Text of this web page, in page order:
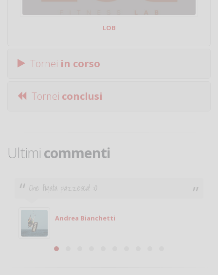
LOB
Tornei in corso
Tornei conclusi
Ultimi commenti
Ciao. Sono a Treviglio da poco e vorrei tornare a
giocare. Se sei in zona e puoi giocare fammi sapere.
Michele
Michele Miglionico